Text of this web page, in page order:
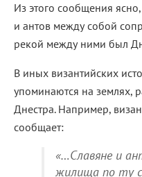
Из этого сообщения
и антов между собой
рекой между ними был
В иных византийских
упоминаются на землях,
Днестра. Например,
сообщает:
«…Славяне и
жилища по ту